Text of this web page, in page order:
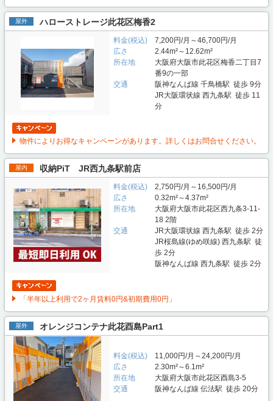
屋外 ハローストレージ此花区梅香2
料金(税込)
7,200円/月～46,700円/月
広さ
2.44m²～12.62m²
所在地
大阪府大阪市此花区梅香二丁目7
番9の一部
交通
阪神なんば線 千鳥橋駅 徒歩 9分
JR大阪環状線 西九条駅 徒歩 11
分
物件によりお得なキャンペーンがあります。詳しくはお問合せください。
屋内 収納PiT JR西九条駅前店
料金(税込)
2,750円/月～16,500円/月
広さ
0.32m²～4.37m²
所在地
大阪府大阪市此花区西九条3-11-
18 2階
交通
JR大阪環状線 西九条駅 徒歩 2分
JR桜島線(ゆめ咲線) 西九条駅 徒
歩 2分
阪神なんば線 西九条駅 徒歩 2分
「半年以上利用で2ヶ月賃料0円&初期費用0円」
屋外 オレンジコンテナ此花酉島Part1
料金(税込)
11,000円/月～24,200円/月
広さ
2.30m²～6.1m²
所在地
大阪府大阪市此花区酉島3-5
交通
阪神なんば線 伝法駅 徒歩 20分